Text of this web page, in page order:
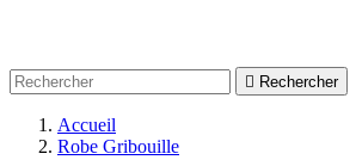
 Rechercher
Accueil
Robe Gribouille